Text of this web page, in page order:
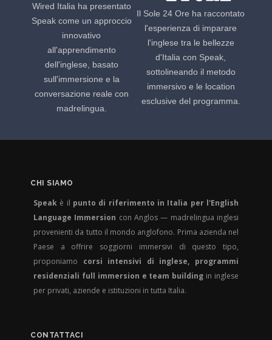
Wired Italia ha presentato
Speak come un approccio
innovativo
all'apprendimento
dell'inglese, basato
sull'immersione e la
conversazione reale con
madrelingua.
Il Sole 24 Ore ha raccontato
l'esperienza di imparare
l'inglese tra le bellezze
d'Italia con Speak,
sottolineando il metodo
immersivo e le location
esclusive del programma.
CHI SIAMO
Speak è il punto di riferimento in Italia per l'English
Language Immersion con Anglos — madrelingua inglesi
provenienti da tutto il mondo anglofono. Prima azienda nel
Paese a offrire soggiorni immersivi di questo tipo,
proponiamo corsi intensivi di inglese, programmi
residenziali full immersion e team building in inglese
per privati, aziende e istituzioni in tutta Italia.
CONTATTACI